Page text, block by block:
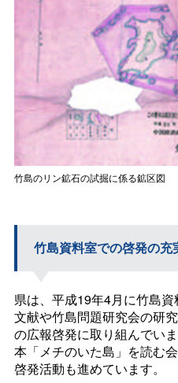
竹島のリン鉱石の試掘に係る鉱区図
竹島資料室での啓発の充
県は、平成19年4月に竹島
文献や竹島問題研究会の研
の広報啓発に取り組んでい
本「メチのいた島」を読む
啓発活動も進めています。